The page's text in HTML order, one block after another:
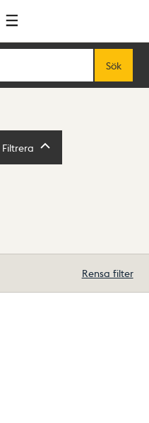
Sök
Filtrera
Rensa filter